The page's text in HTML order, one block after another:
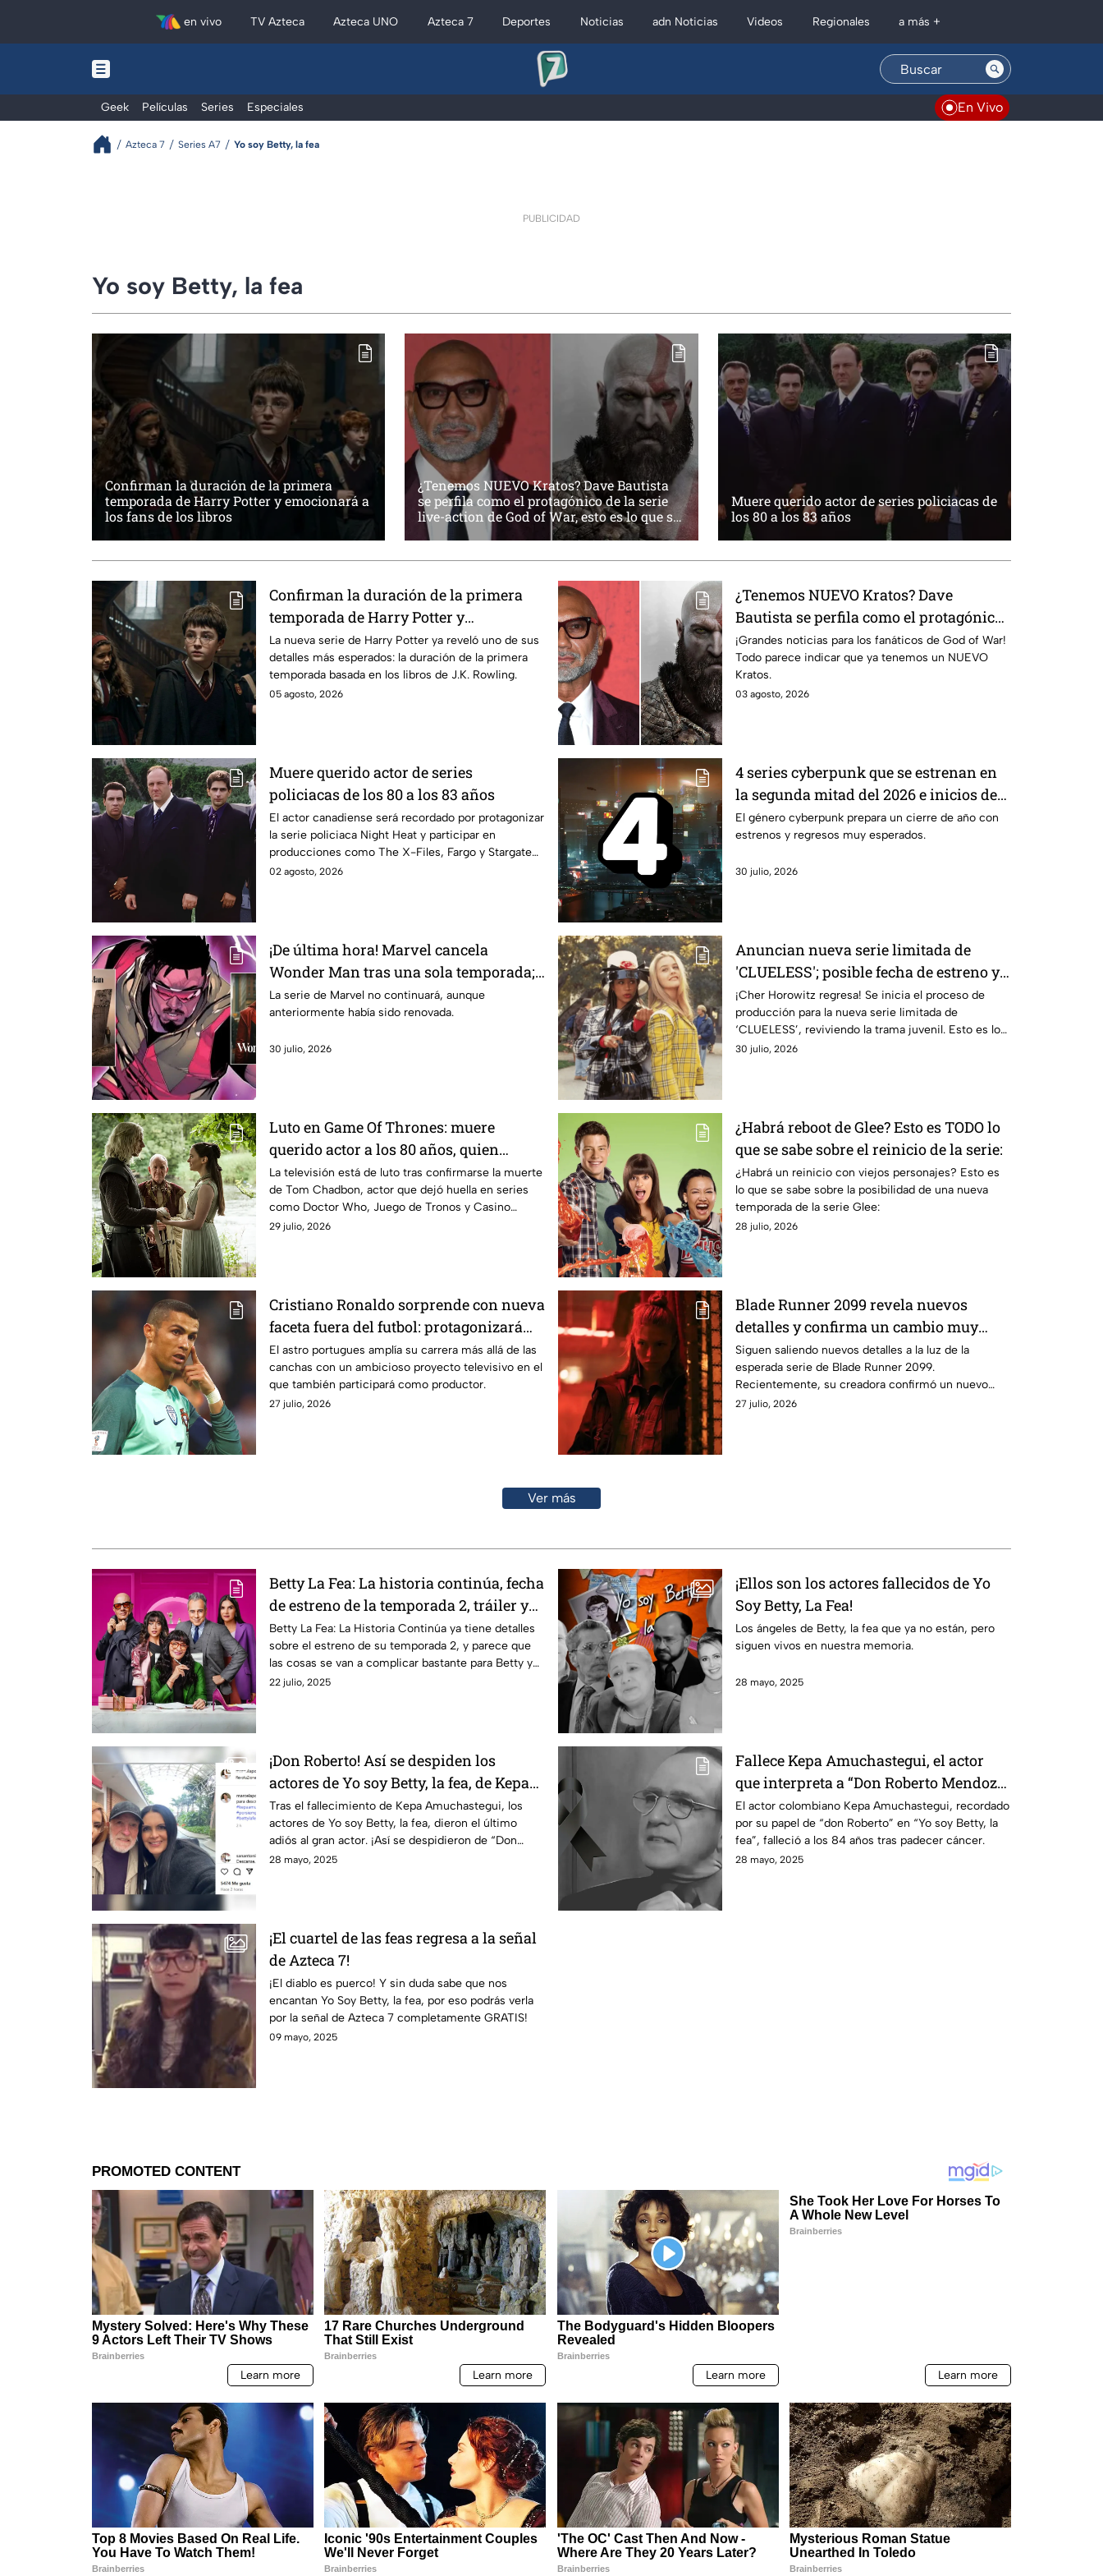
en vivo TV Azteca Azteca UNO Azteca 7 Deportes Noticias adn Noticias Videos Regionales a más +
Geek Películas Series Especiales En Vivo
Azteca 7 Series A7 Yo soy Betty, la fea
PUBLICIDAD
Yo soy Betty, la fea
Confirman la duración de la primera
temporada de Harry Potter y emocionará a
los fans de los libros
¿Tenemos NUEVO Kratos? Dave Bautista
se perfila como el protagónico de la serie
live-action de God of War, esto es lo que se
sabe:
Muere querido actor de series policiacas de
los 80 a los 83 años
Confirman la duración de la primera
temporada de Harry Potter y
emocionará a los fans de los libros
La nueva serie de Harry Potter ya reveló uno de sus
detalles más esperados: la duración de la primera
temporada basada en los libros de J.K. Rowling.
05 agosto, 2026
¿Tenemos NUEVO Kratos? Dave
Bautista se perfila como el protagónico
de la serie live-action de God of War,
esto es lo que se sabe:
¡Grandes noticias para los fanáticos de God of War!
Todo parece indicar que ya tenemos un NUEVO
Kratos.
03 agosto, 2026
Muere querido actor de series
policiacas de los 80 a los 83 años
El actor canadiense será recordado por protagonizar
la serie policiaca Night Heat y participar en
producciones como The X-Files, Fargo y Stargate
SG-1.
02 agosto, 2026
4 series cyberpunk que se estrenan en
la segunda mitad del 2026 e inicios del
2027
El género cyberpunk prepara un cierre de año con
estrenos y regresos muy esperados.
30 julio, 2026
¡De última hora! Marvel cancela
Wonder Man tras una sola temporada;
esto se sabe
La serie de Marvel no continuará, aunque
anteriormente había sido renovada.
30 julio, 2026
Anuncian nueva serie limitada de
'CLUELESS'; posible fecha de estreno y
todo sobre el regreso de Alicia
Silverstone
¡Cher Horowitz regresa! Se inicia el proceso de
producción para la nueva serie limitada de
‘CLUELESS’, reviviendo la trama juvenil. Esto es lo
que se sabe
30 julio, 2026
Luto en Game Of Thrones: muere
querido actor a los 80 años, quien
también habría aparecido en Doctor
Who
La televisión está de luto tras confirmarse la muerte
de Tom Chadbon, actor que dejó huella en series
como Doctor Who, Juego de Tronos y Casino
Royale.
29 julio, 2026
¿Habrá reboot de Glee? Esto es TODO lo
que se sabe sobre el reinicio de la serie:
¿Habrá un reinicio con viejos personajes? Esto es
lo que se sabe sobre la posibilidad de una nueva
temporada de la serie Glee:
28 julio, 2026
Cristiano Ronaldo sorprende con nueva
faceta fuera del futbol: protagonizará
una serie junto a Matthew Vaughn
El astro portugues amplía su carrera más allá de las
canchas con un ambicioso proyecto televisivo en el
que también participará como productor.
27 julio, 2026
Blade Runner 2099 revela nuevos
detalles y confirma un cambio muy
importante para la franquicia: fecha de
estreno y dónde ver
Siguen saliendo nuevos detalles a la luz de la
esperada serie de Blade Runner 2099.
Recientemente, su creadora confirmó un nuevo
formato.
27 julio, 2026
Ver más
Betty La Fea: La historia continúa, fecha
de estreno de la temporada 2, tráiler y
qué podemos esperar
Betty La Fea: La Historia Continúa ya tiene detalles
sobre el estreno de su temporada 2, y parece que
las cosas se van a complicar bastante para Betty y
Don Armando.
22 julio, 2025
¡Ellos son los actores fallecidos de Yo
Soy Betty, La Fea!
Los ángeles de Betty, la fea que ya no están, pero
siguen vivos en nuestra memoria.
28 mayo, 2025
¡Don Roberto! Así se despiden los
actores de Yo soy Betty, la fea, de Kepa
Amuchastegui
Tras el fallecimiento de Kepa Amuchastegui, los
actores de Yo soy Betty, la fea, dieron el último
adiós al gran actor. ¡Así se despidieron de “Don
Roberto”!
28 mayo, 2025
Fallece Kepa Amuchastegui, el actor
que interpreta a “Don Roberto Mendoza”
en “Yo soy Betty, la fea”
El actor colombiano Kepa Amuchastegui, recordado
por su papel de “don Roberto” en “Yo soy Betty, la
fea”, falleció a los 84 años tras padecer cáncer.
28 mayo, 2025
¡El cuartel de las feas regresa a la señal
de Azteca 7!
¡El diablo es puerco! Y sin duda sabe que nos
encantan Yo Soy Betty, la fea, por eso podrás verla
por la señal de Azteca 7 completamente GRATIS!
09 mayo, 2025